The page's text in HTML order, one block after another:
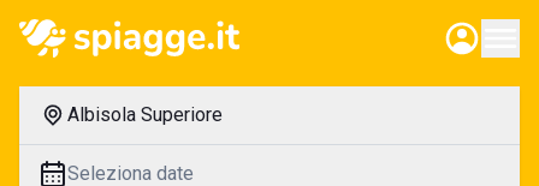
Albisola Superiore
Seleziona date